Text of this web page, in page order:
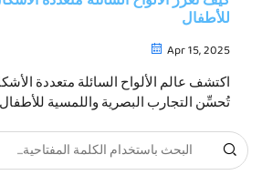
للأطفال
Apr 15, 2025
اكتشف عالم الألواح السائلة متعددة
تُحسِّن التجارب البصرية واللمسية
الحواس. استكشف الفوائد العلاجية،
بيئات اللعب الحسي.